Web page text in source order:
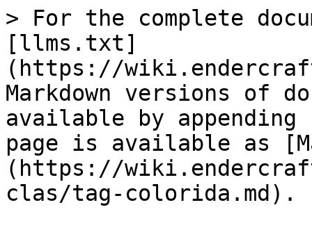
> For the complete
[llms.txt]
(https://
Markdown versions of
available by
page is available as
(https://
clas/tag-colorida.md).